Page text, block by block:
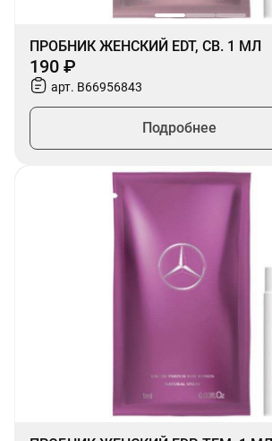
ПРОБНИК ЖЕНСКИЙ EDT, СВ. 1 МЛ
190 ₽
арт. B66956843
Подробнее